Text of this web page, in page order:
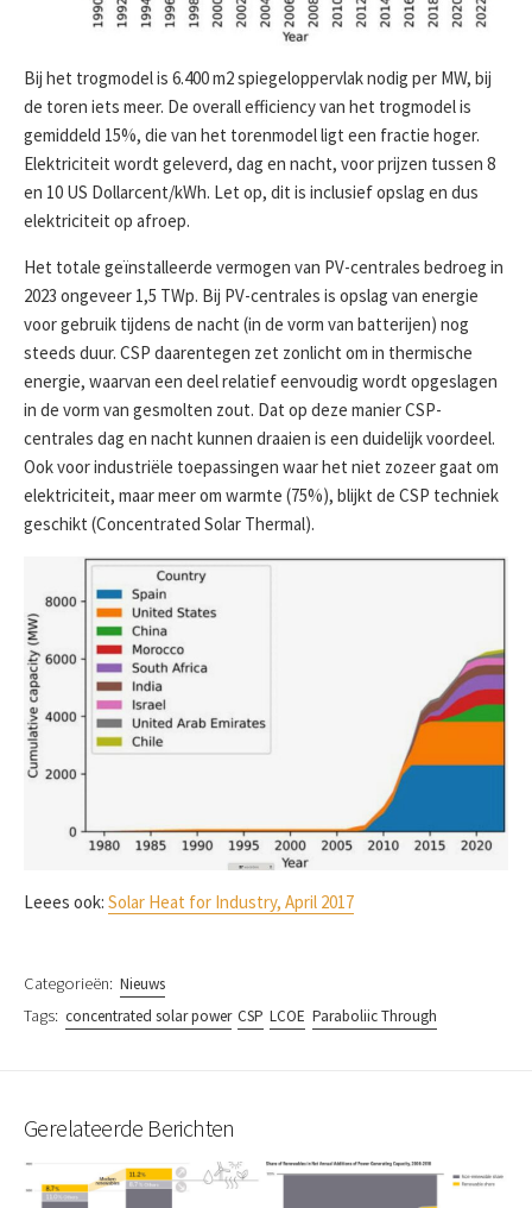
Bij het trogmodel is 6.400 m2 spiegeloppervlak nodig per MW, bij
de toren iets meer. De overall efficiency van het trogmodel is
gemiddeld 15%, die van het torenmodel ligt een fractie hoger.
Elektriciteit wordt geleverd, dag en nacht, voor prijzen tussen 8
en 10 US Dollarcent/kWh. Let op, dit is inclusief opslag en dus
elektriciteit op afroep.
Het totale geïnstalleerde vermogen van PV-centrales bedroeg in
2023 ongeveer 1,5 TWp. Bij PV-centrales is opslag van energie
voor gebruik tijdens de nacht (in de vorm van batterijen) nog
steeds duur. CSP daarentegen zet zonlicht om in thermische
energie, waarvan een deel relatief eenvoudig wordt opgeslagen
in de vorm van gesmolten zout. Dat op deze manier CSP-
centrales dag en nacht kunnen draaien is een duidelijk voordeel.
Ook voor industriële toepassingen waar het niet zozeer gaat om
elektriciteit, maar meer om warmte (75%), blijkt de CSP techniek
geschikt (Concentrated Solar Thermal).
Leees ook: Solar Heat for Industry, April 2017
Categorieën: Nieuws
Tags: concentrated solar power CSP LCOE Paraboliic Through
Gerelateerde Berichten